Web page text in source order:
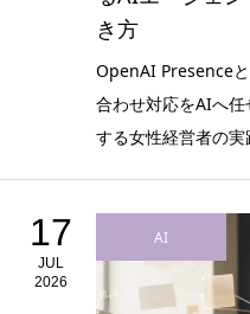
き方
OpenAI Presence
合わせ対応をAIへ
する女性経営者の実
17
JUL
2026
AI